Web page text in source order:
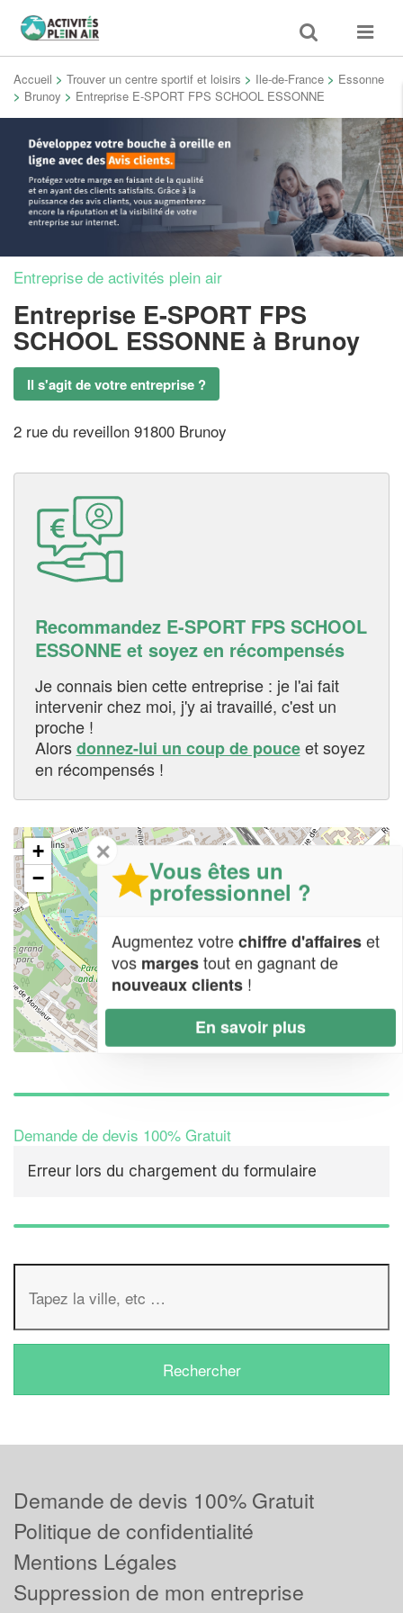
Toggle
search
Toggle
Accueil > Trouver un centre sportif et loisirs > Ile-de-France > Essonne
> Brunoy > Entreprise E-SPORT FPS SCHOOL ESSONNE
Entreprise de activités plein air
Entreprise E-SPORT FPS
SCHOOL ESSONNE à Brunoy
Il s'agit de votre entreprise ?
2 rue du reveillon 91800 Brunoy
Recommandez E-SPORT FPS SCHOOL
ESSONNE et soyez en récompensés
Je connais bien cette entreprise : je l'ai fait
intervenir chez moi, j'y ai travaillé, c'est un
proche !
Alorsdonnez-lui un coup de pouceet soyez
en récompensés !
+
−
Leaflet| Map data ©OpenStreetMap contributors,CC-BY-SA
Demande de devis 100% Gratuit
Erreur lors du chargement du formulaire
✕
Vous êtes un
professionnel ?
Augmentez votrechiffre d'affaireset
vos margestout en gagnant de
nouveaux clients !
En savoir plus
Demande de devis 100% Gratuit
Politique de confidentialité
Mentions Légales
Suppression de mon entreprise